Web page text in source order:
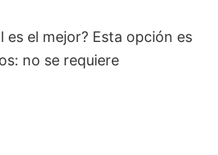
es el mejor? Esta opción es
no se requiere